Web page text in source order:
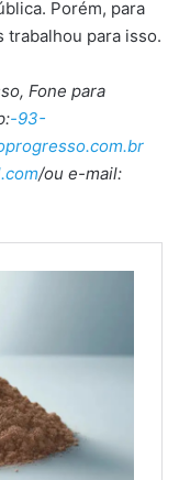
Porém, para
trabalhou para isso.
Fone para
-93-
/ou e-mail: